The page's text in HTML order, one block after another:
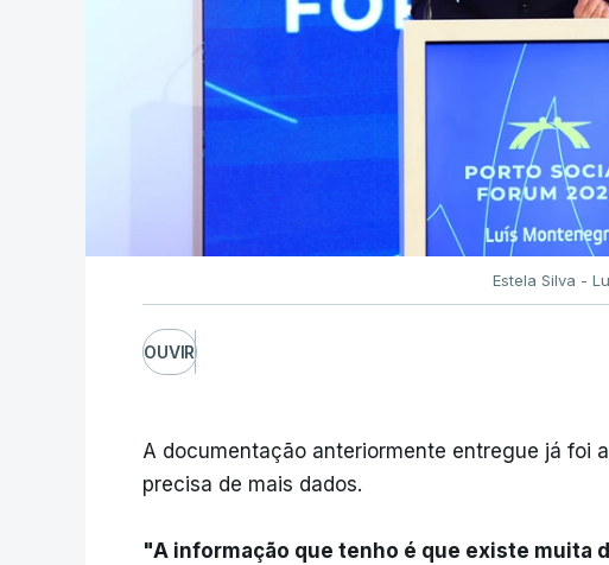
Estela Silva -
OUVIR
A documentação anteriormente entregue já foi
precisa de mais dados.
"A informação que tenho é que existe muita